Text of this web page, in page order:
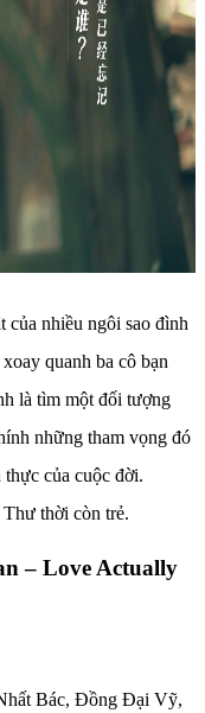
của nhiều ngôi sao đình
quanh ba cô bạn
là tìm một đối tượng
những tham vọng đó
của cuộc đời.
thời còn trẻ.
– Love Actually
Bác, Đồng Đại Vỹ,